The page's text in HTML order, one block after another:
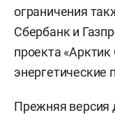
ограничения
Сбербанк и
проекта
энергетические
Прежняя версия